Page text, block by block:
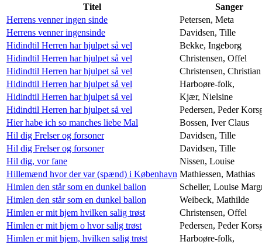
Titel
Sanger
Herrens venner ingen sinde
Petersen, Meta
Herrens venner ingensinde
Davidsen, Tille
Hidindtil Herren har hjulpet så vel
Bekke, Ingeborg
Hidindtil Herren har hjulpet så vel
Christensen, Offel
Hidindtil Herren har hjulpet så vel
Christensen, Christian
Hidindtil Herren har hjulpet så vel
Harboøre-folk,
Hidindtil Herren har hjulpet så vel
Kjær, Nielsine
Hidindtil Herren har hjulpet så vel
Pedersen, Peder
Hier habe ich so manches liebe Mal
Bossen, Iver Claus
Hil dig Frelser og forsoner
Davidsen, Tille
Hil dig Frelser og forsoner
Davidsen, Tille
Hil dig, vor fane
Nissen, Louise
Hillemænd hvor der var (spænd) i København Mathiessen, Mathias
Himlen den står som en dunkel ballon
Scheller, Louise
Himlen den står som en dunkel ballon
Weibeck, Mathilde
Himlen er mit hjem hvilken salig trøst
Christensen, Offel
Himlen er mit hjem o hvor salig trøst
Pedersen, Peder
Himlen er mit hjem, hvilken salig trøst
Harboøre-folk,